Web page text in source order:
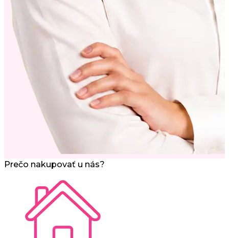
Prečo nakupovať u nás?